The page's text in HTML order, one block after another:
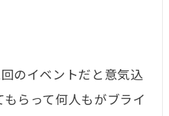
のイベントだと意気込
らって何人もがブライ